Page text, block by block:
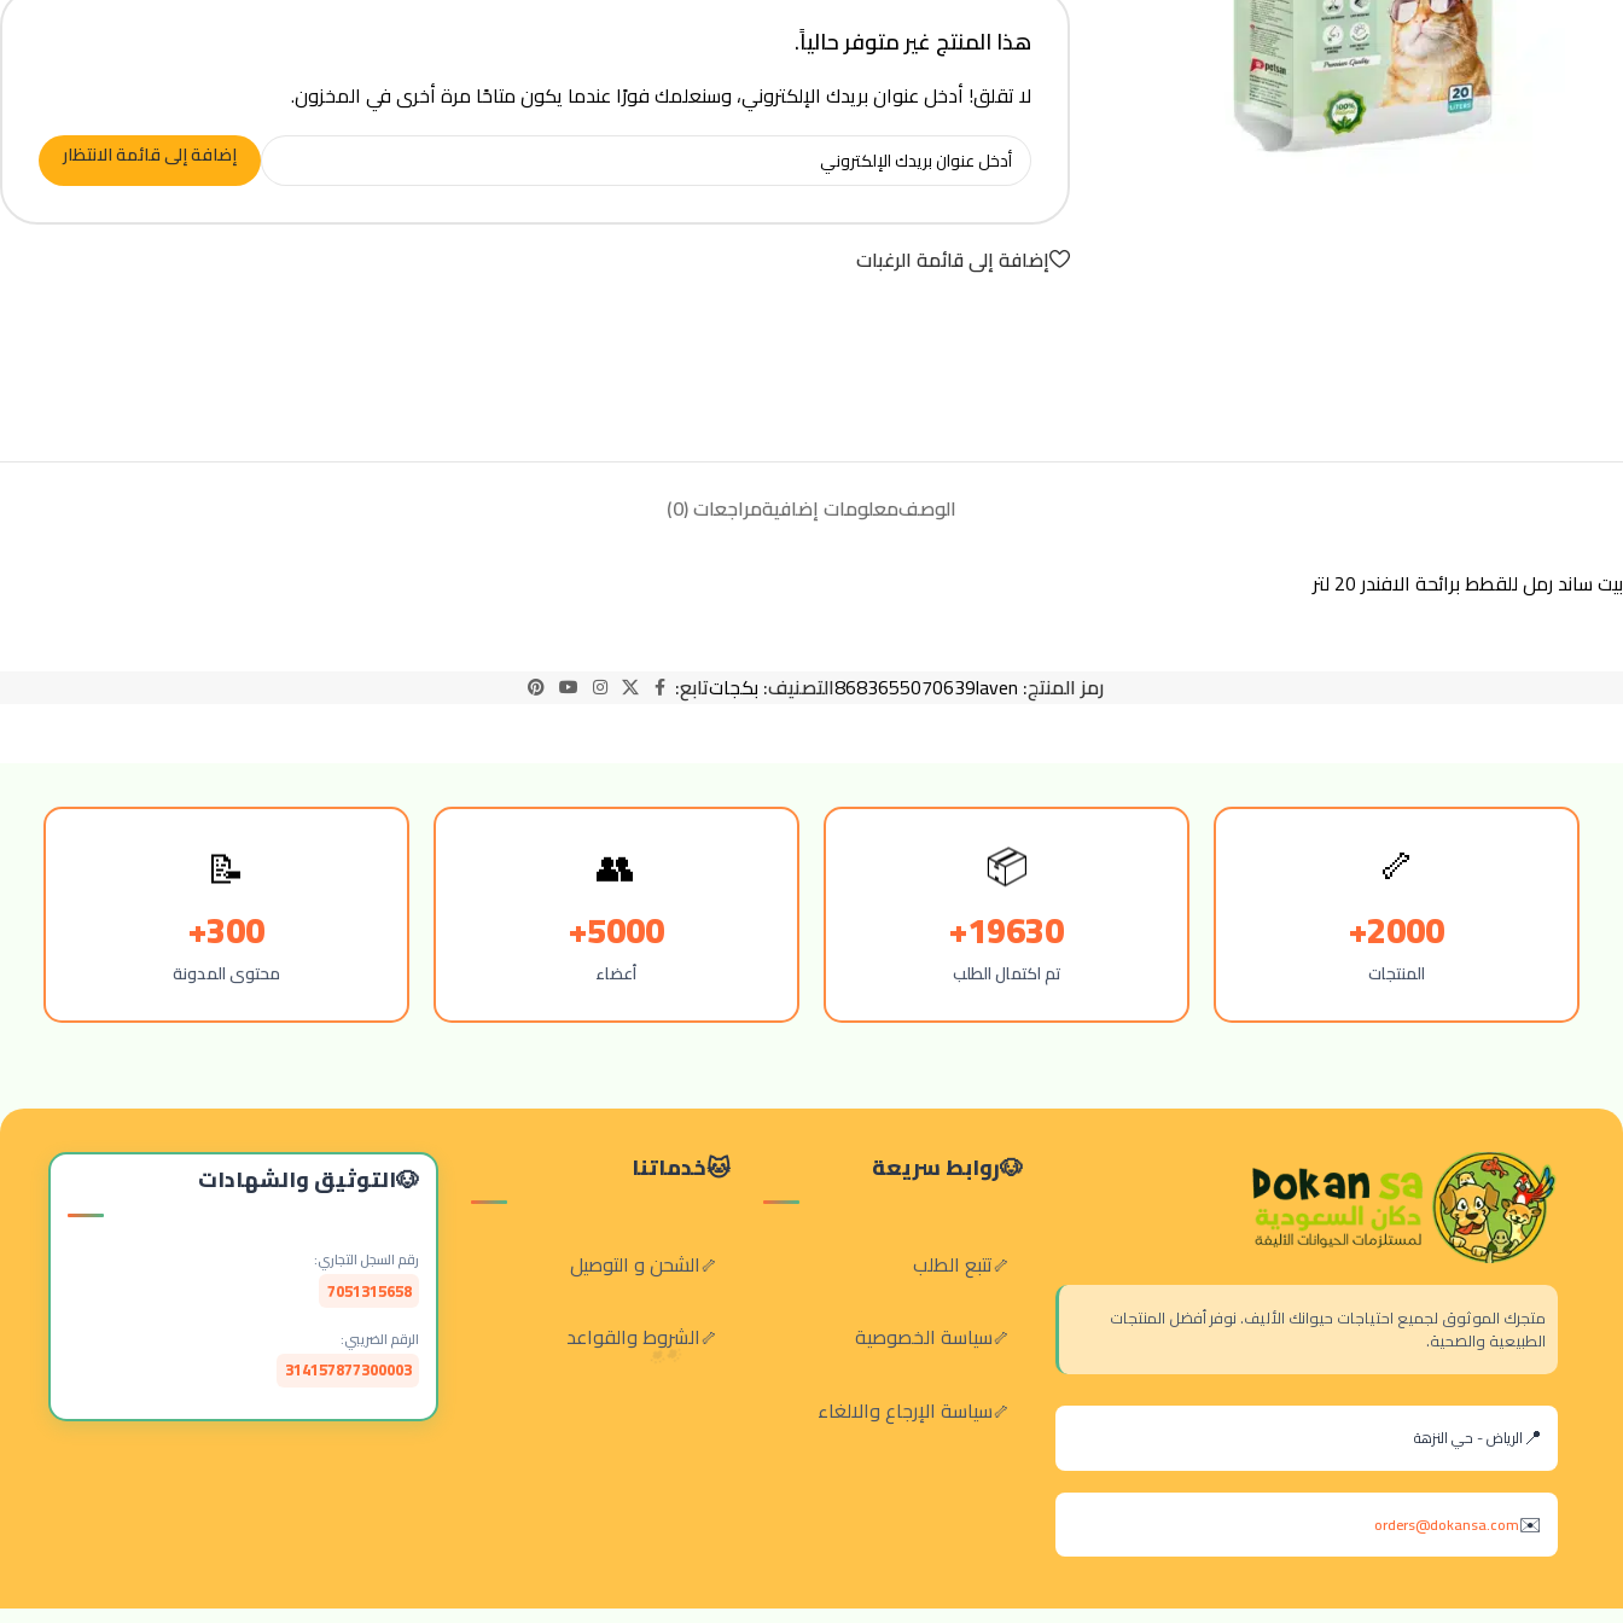
هذا المنتج غير متوفر حالياً.
لا تقلق! أدخل عنوان بريدك الإلكتروني، وسنعلمك فورًا عندما يكون متاحًا مرة أخرى في المخزون.
إضافة إلى قائمة الانتظار
إضافة إلى قائمة الرغبات
الوصفمعلومات إضافيةمراجعات (0)
بيت ساند رمل للقطط برائحة الافندر 20 لتر
رمز المنتج: 8683655070639lavenالتصنيف: بكجاتتابع:
🦴
2000+
المنتجات
📦
19630+
تم اكتمال الطلب
👥
5000+
أعضاء
📝
300+
محتوى المدونة
متجرك الموثوق لجميع احتياجات حيوانك الأليف. نوفر أفضل المنتجات
الطبيعية والصحية.
الرياض - حي النزهة
orders@dokansa.com
روابط سريعة
تتبع الطلب
سياسة الخصوصية
سياسة الإرجاع والالغاء
خدماتنا
الشحن و التوصيل
الشروط والقواعد
التوثيق والشهادات
رقم السجل التجاري:
7051315658
الرقم الضريبي:
314157877300003